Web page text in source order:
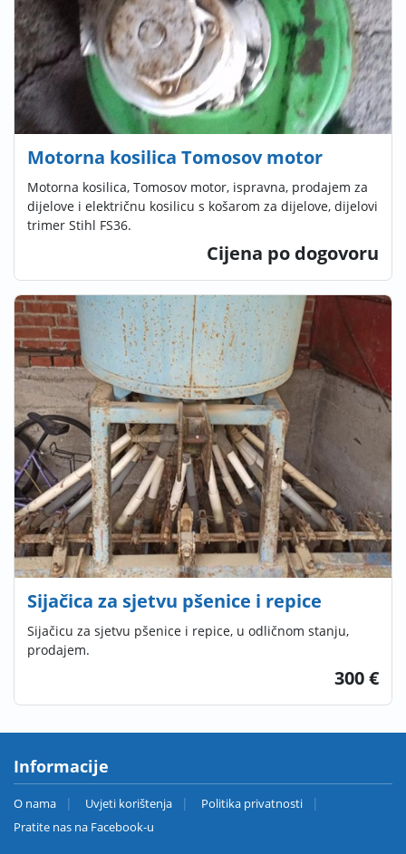
Motorna kosilica Tomosov motor
Motorna kosilica, Tomosov motor, ispravna, prodajem za
dijelove i električnu kosilicu s košarom za dijelove, dijelovi
trimer Stihl FS36.
Cijena po dogovoru
Sijačica za sjetvu pšenice i repice
Sijačicu za sjetvu pšenice i repice, u odličnom stanju,
prodajem.
300 €
Informacije
O nama Uvjeti korištenja
Politika privatnosti
Pratite nas na Facebook-u